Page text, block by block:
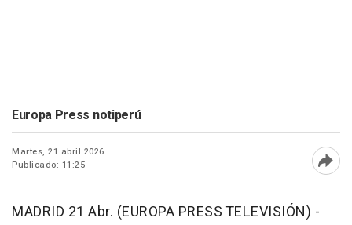
Europa Press notiperú
Martes, 21 abril 2026
Publicado: 11:25
MADRID 21 Abr. (EUROPA PRESS TELEVISIÓN) -